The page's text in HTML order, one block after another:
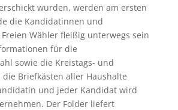
wurden, werden am ersten
die Kandidatinnen und
Wähler fleißig unterwegs sein
für die
sowie die Kreistags- und
die Briefkästen aller Haushalte
und jeder Kandidat wird
Der Folder liefert